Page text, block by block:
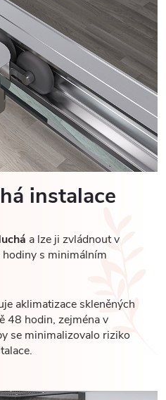
instalace
a lze ji zvládnout v
s minimálním
aklimatizace skleněných
48 hodin, zejména v
se minimalizovalo riziko